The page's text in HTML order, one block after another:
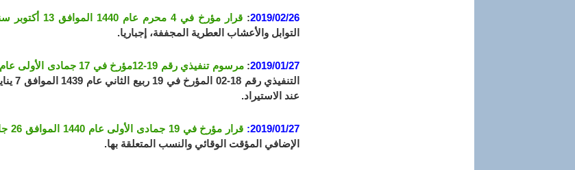
2019/02/26
: قرار مؤرخ في 4 محرم عام 1440 الموافق 13 أكتوبر سنة 2018
التوابل والأعشاب العطرية المجففة، إجباريا.
2019/01/27
: مرسوم تنفيذي رقم 19-12مؤرخ في 17 جمادى الأولى عام 1440 الموافق 24 جانفي سنة 2019
عند الاستيراد.
2019/01/27: قرار مؤرخ في 19 جمادى الأولى عام 1440 الموافق 26 جانفي سنة 2019
الإضافي المؤقت الوقائي والنسب المتعلقة بها.